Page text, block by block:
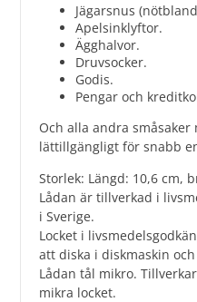
Jägarsnus
Apelsinklyftor.
Ägghalvor.
Druvsocker.
Godis.
Pengar och
Och alla andra
lättillgängligt för snabb
Storlek: Längd: 10,6 cm,
Lådan är tillverkad i
i Sverige.
Locket i
att diska i diskmaskin
Lådan tål mikro.
mikra locket.